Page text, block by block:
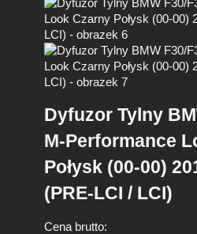
Dyfuzor Tylny
M-Performance
Połysk (00-00)
(PRE-LCI / LCI)
Cena brutto: